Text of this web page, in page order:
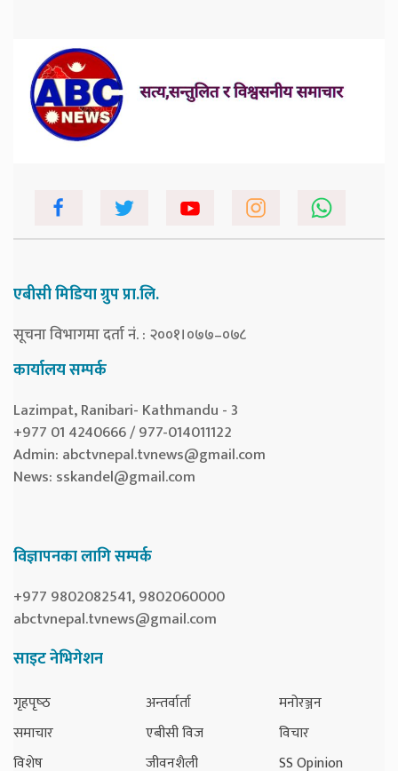
एबीसी मिडिया ग्रुप प्रा.लि.
सूचना विभागमा दर्ता नं. : २००१।०७७–०७८
कार्यालय सम्पर्क
Lazimpat, Ranibari- Kathmandu - 3
+977 01 4240666 / 977-014011122
Admin: abctvnepal.tvnews@gmail.com
News: sskandel@gmail.com
विज्ञापनका लागि सम्पर्क
+977 9802082541, 9802060000
abctvnepal.tvnews@gmail.com
साइट नेभिगेशन
गृहपृष्‍ठ
समाचार
विशेष
अन्तर्वार्ता
एबीसी विज
जीवनशैली
मनोरञ्जन
विचार
SS Opinion